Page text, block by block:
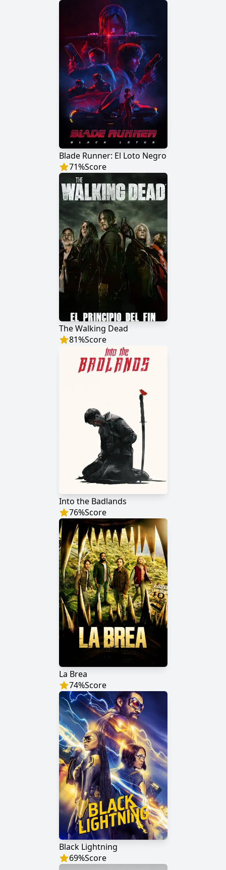
Blade Runner: El Loto Negro
71%Score
The Walking Dead
81%Score
Into the Badlands
76%Score
La Brea
74%Score
Black Lightning
69%Score